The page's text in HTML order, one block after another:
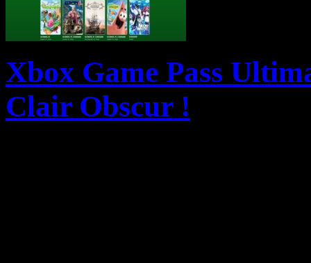
Xbox Game Pass
Clair Obscur !